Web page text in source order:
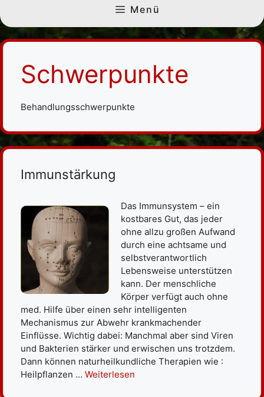
Menü
Schwerpunkte
Behandlungsschwerpunkte
Immunstärkung
Das Immunsystem – ein
kostbares Gut, das jeder
ohne allzu großen Aufwand
durch eine achtsame und
selbstverantwortlich
Lebensweise unterstützen
kann. Der menschliche
Körper verfügt auch ohne
med. Hilfe über einen sehr intelligenten
Mechanismus zur Abwehr krankmachender
Einflüsse. Wichtig dabei: Manchmal aber sind Viren
und Bakterien stärker und erwischen uns trotzdem.
Dann können naturheilkundliche Therapien wie :
Heilpflanzen … Weiterlesen